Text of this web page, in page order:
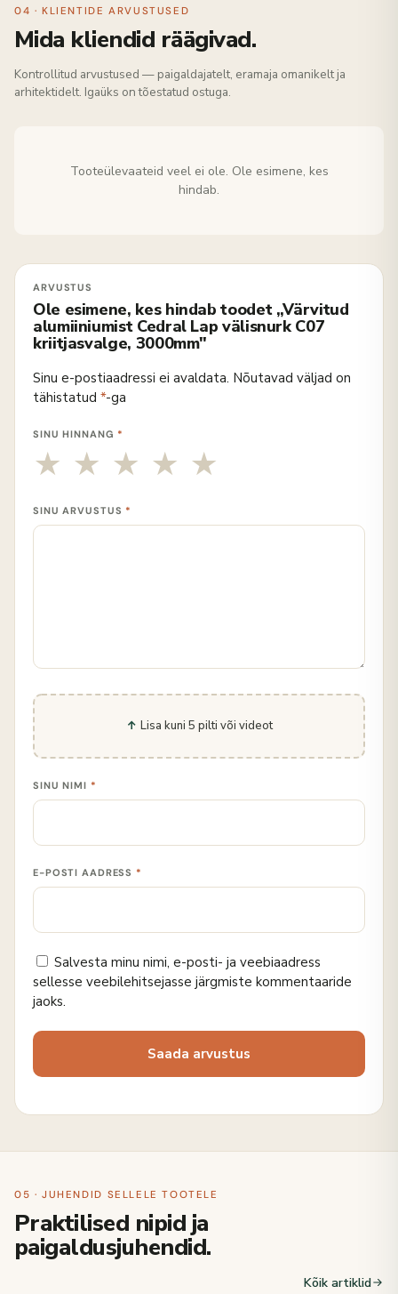
04 · KLIENTIDE ARVUSTUSED
Mida kliendid räägivad.
Kontrollitud arvustused — paigaldajatelt, eramaja omanikelt ja
arhitektidelt. Igaüks on tõestatud ostuga.
Tooteülevaateid veel ei ole. Ole esimene, kes
hindab.
Ole esimene, kes hindab toodet „Värvitud
alumiiniumist Cedral Lap välisnurk C07
kriitjasvalge, 3000mm"
Sinu e-postiaadressi ei avaldata. Nõutavad väljad on
tähistatud *-ga
SINU HINNANG *
SINU ARVUSTUS *
Lisa kuni 5 pilti või videot
SINU NIMI *
E-POSTI AADRESS *
Salvesta minu nimi, e-posti- ja veebiaadress
sellesse veebilehitsejasse järgmiste kommentaaride
jaoks.
05 · JUHENDID SELLELE TOOTELE
Praktilised nipid ja
paigaldusjuhendid.
Kõik artiklid